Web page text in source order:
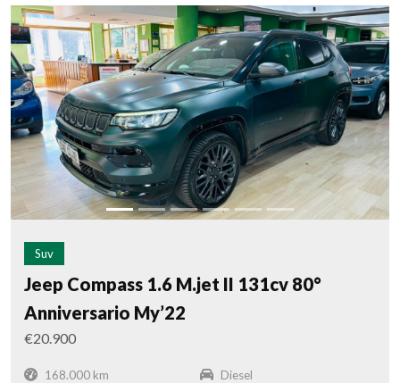
Suv
Jeep Compass 1.6 M.jet II 131cv 80°
Anniversario My’22
€20.900
168.000 km
Diesel